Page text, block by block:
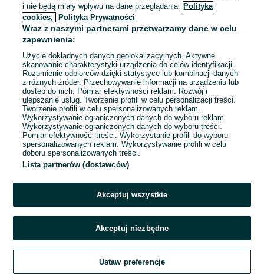
i nie będą miały wpływu na dane przeglądania. Polityka
cookies,
Polityka Prywatności
Wraz z naszymi partnerami przetwarzamy dane w celu
zapewnienia:
Użycie dokładnych danych geolokalizacyjnych. Aktywne
skanowanie charakterystyki urządzenia do celów identyfikacji.
Rozumienie odbiorców dzięki statystyce lub kombinacji danych
z różnych źródeł. Przechowywanie informacji na urządzeniu lub
dostęp do nich. Pomiar efektywności reklam. Rozwój i
ulepszanie usług. Tworzenie profili w celu personalizacji treści.
Tworzenie profili w celu spersonalizowanych reklam.
Wykorzystywanie ograniczonych danych do wyboru reklam.
Wykorzystywanie ograniczonych danych do wyboru treści.
Pomiar efektywności treści. Wykorzystanie profili do wyboru
spersonalizowanych reklam. Wykorzystywanie profili w celu
doboru spersonalizowanych treści.
Lista partnerów (dostawców)
Akceptuj wszystkie
Akceptuj niezbędne
Ustaw preferencje